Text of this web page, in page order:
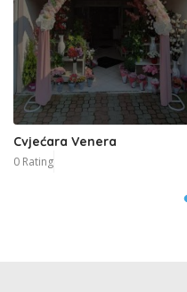
Cvjećara Venera
0 Rating